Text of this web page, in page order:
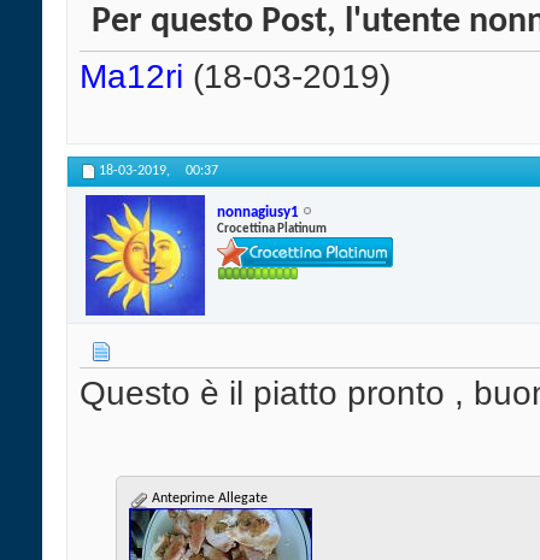
Per questo Post, l'utente
Ma12ri (18-03-2019)
18-03-2019, 00:37
nonnagiusy1
Crocettina Platinum
Questo è il piatto pronto ,
Anteprime Allegate